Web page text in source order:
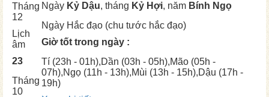
Tháng
12
Lịch
âm
23
Tháng
10
Ngày Kỷ Dậu, tháng Kỷ Hợi, năm Bính Ngọ
Ngày Hắc đạo (chu tước hắc đạo)
Giờ tốt trong ngày :
Tí (23h - 01h),Dần (03h - 05h),Mão (05h -
07h),Ngọ (11h - 13h),Mùi (13h - 15h),Dậu (17h -
19h)